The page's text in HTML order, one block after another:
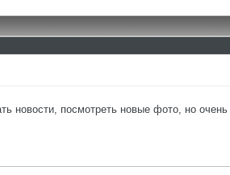
новости, посмотреть новые фото, но